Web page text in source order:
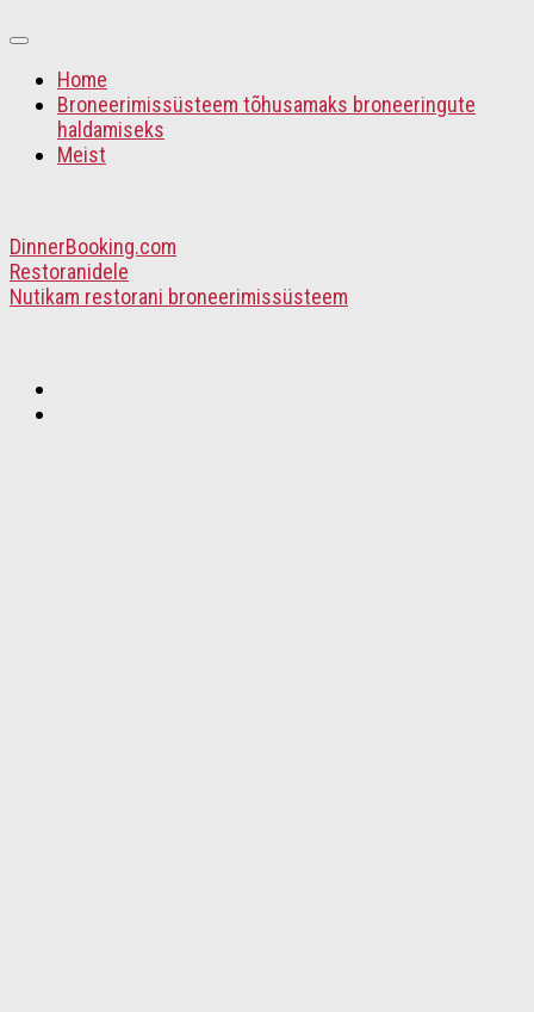
Home
Broneerimissüsteem tõhusamaks broneeringute
haldamiseks
Meist
DinnerBooking.com
Restoranidele
Nutikam restorani broneerimissüsteem